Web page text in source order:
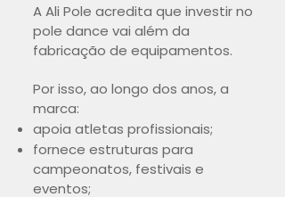
A Ali Pole acredita que investir no
pole dance vai além da
fabricação de equipamentos.
Por isso, ao longo dos anos, a
marca:
apoia atletas profissionais;
fornece estruturas para
campeonatos, festivais e
eventos;